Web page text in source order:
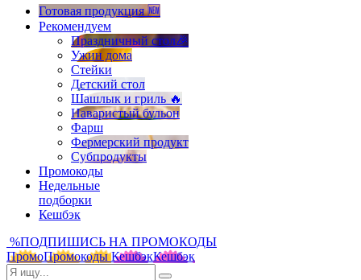
Готовая продукция 🆕
Рекомендуем
Праздничный стол🎉
Ужин дома
Стейки
Детский стол
Шашлык и гриль 🔥
Наваристый бульон
Фарш
Фермерский продукт
Субпродукты
Промокоды
Недельные
подборки
Кешбэк
%ПОДПИШИСЬ НА ПРОМОКОДЫ
ПромоПромокоды КешбэкКешбэк